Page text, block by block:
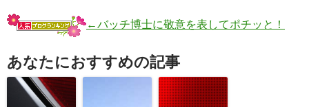
←バッチ博士に敬意を表してポチッと！
あなたにおすすめの記事